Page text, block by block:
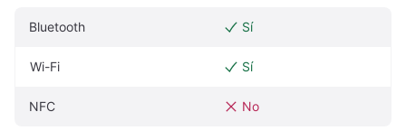
Bluetooth Sí
Wi-Fi Sí
NFC No